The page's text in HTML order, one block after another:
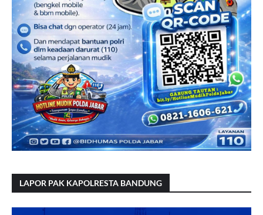
LAPOR PAK KAPOLRESTA BANDUNG